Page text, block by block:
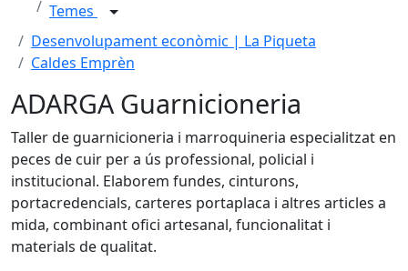
Temes
Desenvolupament econòmic | La Piqueta
Caldes Emprèn
ADARGA Guarnicioneria
Taller de guarnicioneria i marroquineria especialitzat en
peces de cuir per a ús professional, policial i
institucional. Elaborem fundes, cinturons,
portacredencials, carteres portaplaca i altres articles a
mida, combinant ofici artesanal, funcionalitat i
materials de qualitat.